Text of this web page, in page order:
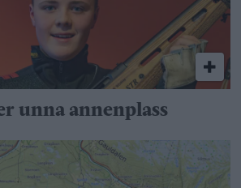
unna annenplass